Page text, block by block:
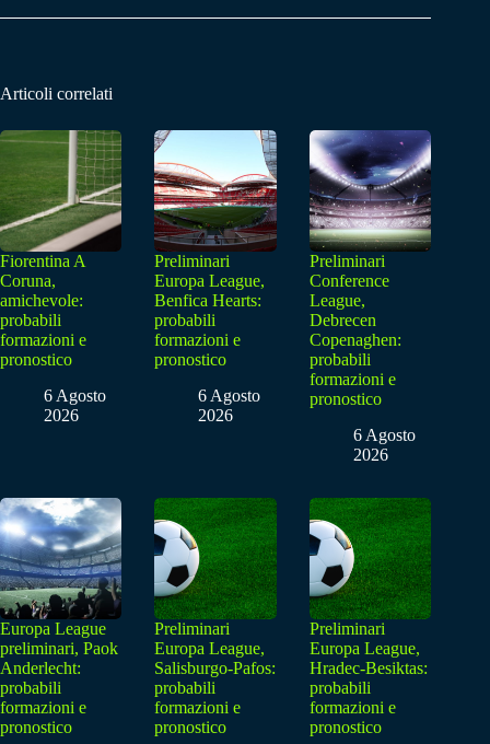
Articoli correlati
Fiorentina A
Coruna,
amichevole:
probabili
formazioni e
pronostico
6 Agosto
2026
Preliminari
Europa League,
Benfica Hearts:
probabili
formazioni e
pronostico
6 Agosto
2026
Preliminari
Conference
League,
Debrecen
Copenaghen:
probabili
formazioni e
pronostico
6 Agosto
2026
Europa League
preliminari, Paok
Anderlecht:
probabili
formazioni e
pronostico
Preliminari
Europa League,
Salisburgo-Pafos:
probabili
formazioni e
pronostico
Preliminari
Europa League,
Hradec-Besiktas:
probabili
formazioni e
pronostico